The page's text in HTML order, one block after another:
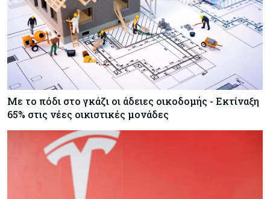
Με το πόδι στο γκάζι οι άδειες οικοδομής - Εκτίναξη
65% στις νέες οικιστικές μονάδες